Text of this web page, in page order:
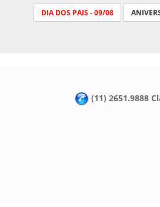
DIA DOS PAIS - 09/08
(11) 2651.9888